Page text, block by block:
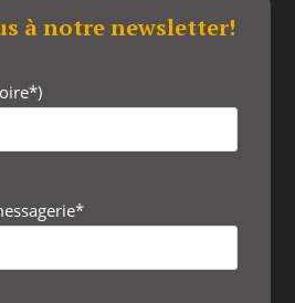
à notre newsletter!